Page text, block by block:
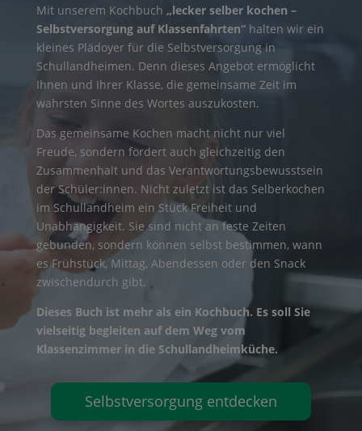
Mit unserem Kochbuch „lecker selber kochen –
Selbstversorgung auf Klassenfahrten“halten wir ein
kleines Plädoyer für die Selbstversorgung in
Schulland­heimen. Denn dieses Angebot ermöglicht
Ihnen und Ihrer Klasse, die gemeinsame Zeit im
wahrsten Sinne des Wortes auszukosten.
Das gemeinsame Kochen macht nicht nur viel
Freude, sondern fördert auch gleichzeitig den
Zusammenhalt und das Verantwortungsbewusstsein
der Schüler:innen. Nicht zuletzt ist das Selberkochen
im Schullandheim ein Stück Freiheit und
Unabhängigkeit. Sie sind nicht an feste Zeiten
gebunden, sondern können selbst bestimmen, wann
es Frühstück, Mittag, Abendessen oder den Snack
zwischendurch gibt.
Dieses Buch ist mehr als ein Kochbuch. Es soll Sie
vielseitig begleiten auf dem Weg vom
Klassenzimmer in die Schullandheimküche.
Selbstversorgung entdecken